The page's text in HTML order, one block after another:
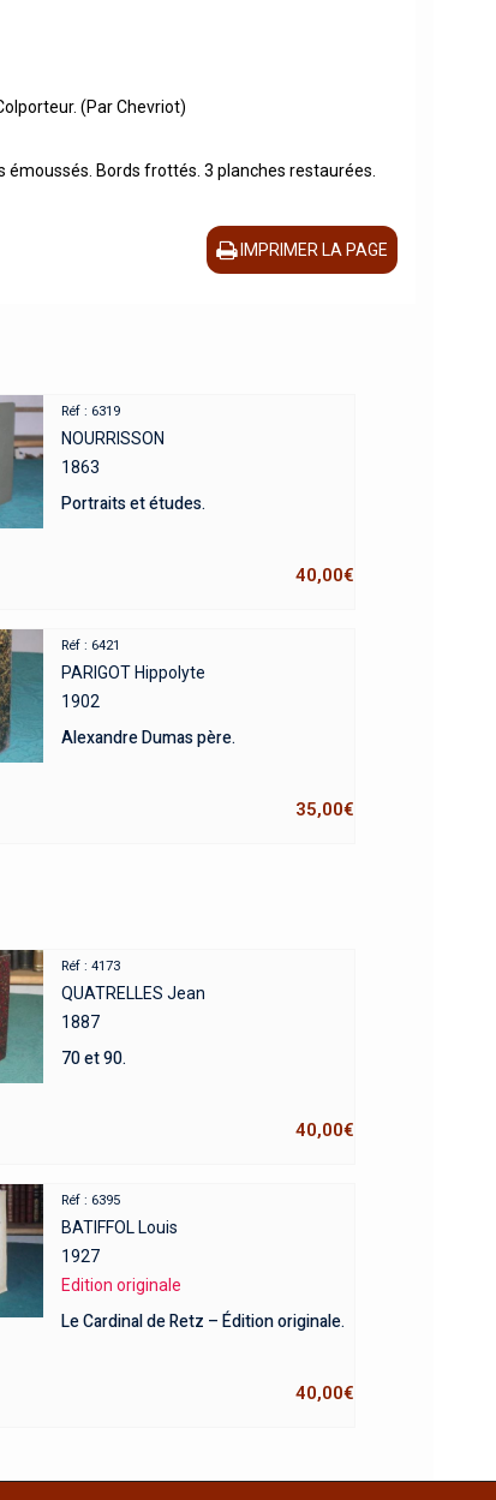
(Par Chevriot)
émoussés. Bords frottés. 3 planches restaurées.
IMPRIMER LA PAGE
Réf : 6319
NOURRISSON
1863
Portraits et études.
40,00€
Réf : 6421
PARIGOT Hippolyte
1902
Alexandre Dumas père.
35,00€
Réf : 4173
QUATRELLES Jean
1887
70 et 90.
40,00€
Réf : 6395
BATIFFOL Louis
1927
Edition originale
Le Cardinal de Retz – Édition originale.
40,00€